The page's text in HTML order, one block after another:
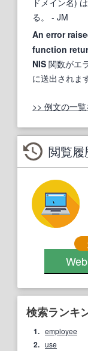
る。
- JM
An error
function
NIS 関数がエ
に送出されます
>> 例文の一
閲覧履
検索ランキ
1. employee
2. use